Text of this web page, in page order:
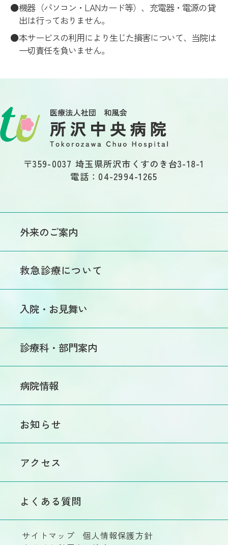
機器（パソコン・LANカード等）、充電器・電源の貸
出は行っておりません。
本サービスの利用により生じた損害について、当院は
一切責任を負いません。
〒359-0037 埼玉県所沢市くすのき台3-18-1
電話：04-2994-1265
外来のご案内
外来医師担当表
交通事故・労災による
受診希望の方
セカンドオピニオン
について
処方箋・各種書類について
診療費のお支払い
特殊外来
救急診療について
入院・お見舞い
入院手続きのご案内
病棟・病室のご紹介
診療科・部門案内
内科
外科
呼吸器外科
救急科
泌尿器科
眼科
病院情報
院長のご挨拶
病院概要
和風会とは
施設基準・施設認定
お知らせ
アクセス
よくある質問
サイトマップ
個人情報保護方針